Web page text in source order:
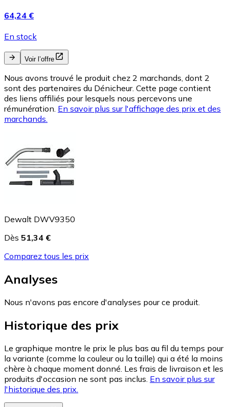
64,24 €
En stock
Voir l’offre
Nous avons trouvé le produit chez 2 marchands, dont 2
sont des partenaires du Dénicheur. Cette page contient
des liens affiliés pour lesquels nous percevons une
rémunération. En savoir plus sur l'affichage des prix et des
marchands.
Dewalt DWV9350
Dès 51,34 €
Comparez tous les prix
Analyses
Nous n'avons pas encore d'analyses pour ce produit.
Historique des prix
Le graphique montre le prix le plus bas au fil du temps pour
la variante (comme la couleur ou la taille) qui a été la moins
chère à chaque moment donné. Les frais de livraison et les
produits d'occasion ne sont pas inclus. En savoir plus sur
l'historique des prix.